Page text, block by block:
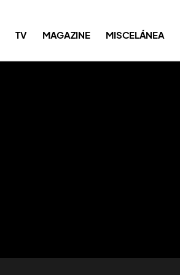
TV MAGAZINE MISCELÁNEA